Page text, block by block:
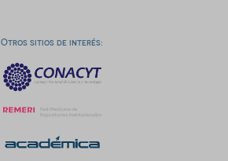
Otros sitios de interés: